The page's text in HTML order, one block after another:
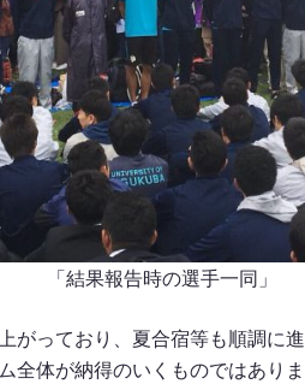
「結果報告時の選手一同」
がっており、夏合宿等も順調に
全体が納得のいくものではありま